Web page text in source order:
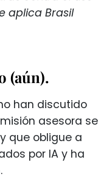
aplica Brasil
(aún).
han discutido
asesora se
que obligue a
por IA y ha